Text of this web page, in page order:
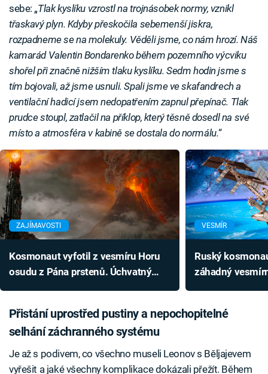
sebe: „Tlak kyslíku vzrostl na trojnásobek normy, vznikl
třaskavý plyn. Kdyby přeskočila sebemenší jiskra,
rozpadneme se na molekuly. Věděli jsme, co nám hrozí. Náš
kamarád Valentin Bondarenko během pozemního výcviku
shořel při značně nižším tlaku kyslíku. Sedm hodin jsme s
tím bojovali, až jsme usnuli. Spali jsme ve skafandrech a
ventilační hadicí jsem nedopatřením zapnul přepínač. Tlak
prudce stoupl, zatlačil na příklop, který těsně dosedl na své
místo a atmosféra v kabině se dostala do normálu.“
ZAJÍMAVOSTI
Kosmonaut vyfotil z vesmíru Horu
osudu z Pána prstenů. Úchvatný
VESMÍR
Ruský
záhadný
Přistání uprostřed pustiny a nepochopitelné
selhání záchranného systému
Je až s podivem, co všechno museli Leonov s Běljajevem
vyřešit a jaké všechny komplikace dokázali přežít. Během